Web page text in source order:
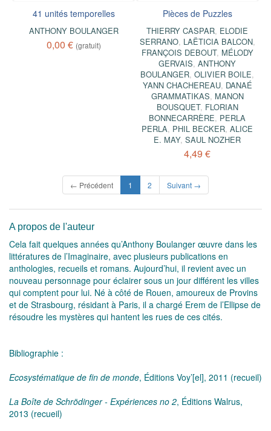
41 unités temporelles
ANTHONY BOULANGER
0,00 € (gratuit)
Pièces de Puzzles
THIERRY CASPAR, ELODIE
SERRANO, LAËTICIA BALCON,
FRANÇOIS DEBOUT, MÉLODY
GERVAIS,ANTHONY
BOULANGER,OLIVIER BOILE,
YANN CHACHEREAU, DANAÉ
GRAMMATIKAS, MANON
BOUSQUET, FLORIAN
BONNECARRÈRE, PERLA
PERLA, PHIL BECKER,ALICE
E. MAY,SAUL NOZHER
4,49 €
← Précédent 1 (current)
2 Suivant →
A propos de l'auteur
Cela fait quelques années qu’Anthony Boulanger œuvre dans les
littératures de l’Imaginaire, avec plusieurs publications en
anthologies, recueils et romans. Aujourd’hui, il revient avec un
nouveau personnage pour éclairer sous un jour différent les villes
qui comptent pour lui. Né à côté de Rouen, amoureux de Provins
et de Strasbourg, résidant à Paris, il a chargé Erem de l’Ellipse de
résoudre les mystères qui hantent les rues de ces cités.
Bibliographie :
Ecosystématique de fin de monde, Éditions Voy’[el], 2011 (recueil)
La Boîte de Schrödinger - Expériences no 2, Éditions Walrus,
2013 (recueil)